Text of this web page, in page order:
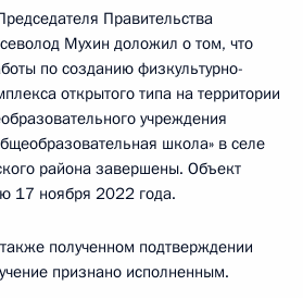
Правительства
Мухин доложил о том, что
по созданию физкультурно-
открытого типа на территории
учреждения
школа» в селе
района завершены. Объект
17 ноября 2022 года.
полученном подтверждении
признано исполненным.